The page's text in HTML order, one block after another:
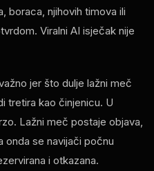
boraca, njihovih timova ili
Viralni AI isječak nije
jer što dulje lažni meč
tretira kao činjenicu. U
Lažni meč postaje objava,
onda se navijači počnu
i otkazana.